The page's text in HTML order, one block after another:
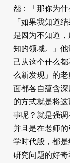
怨：「那你为什
「如果我知道
是因为不知道
知的领域。」
己从这个什么
么新发现」的
面都各自蕴含
的方式就是将
事呢？就是强调
并且是在老师的
学时代般，都
研究问题的好